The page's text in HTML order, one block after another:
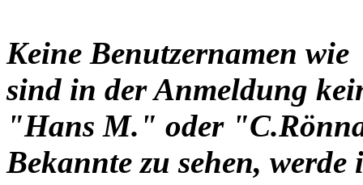
Keine Benutzernamen
sind in der Anmeldung
"Hans M." oder
Bekannte zu sehen,